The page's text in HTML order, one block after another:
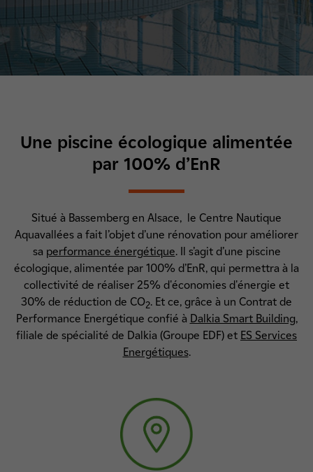
Une piscine écologique alimentée
par 100% d’EnR
Situé à Bassemberg en Alsace, le Centre Nautique
Aquavallées a fait l’objet d’une rénovation pour améliorer
sa performance énergétique. Il s’agit d’une piscine
écologique, alimentée par 100% d’EnR, qui permettra à la
collectivité de réaliser 25% d'économies d'énergie et
30% de réduction de CO2. Et ce, grâce à un Contrat de
Performance Energétique confié à Dalkia Smart Building,
filiale de spécialité de Dalkia (Groupe EDF) et ES Services
Energétiques.